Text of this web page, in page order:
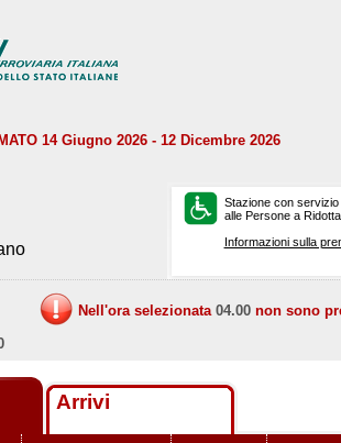
14 Giugno 2026 - 12 Dicembre 2026
Stazione con
alle Persone a
Informazioni sulla
Nell'ora selezionata 04.00 non sono
Arrivi